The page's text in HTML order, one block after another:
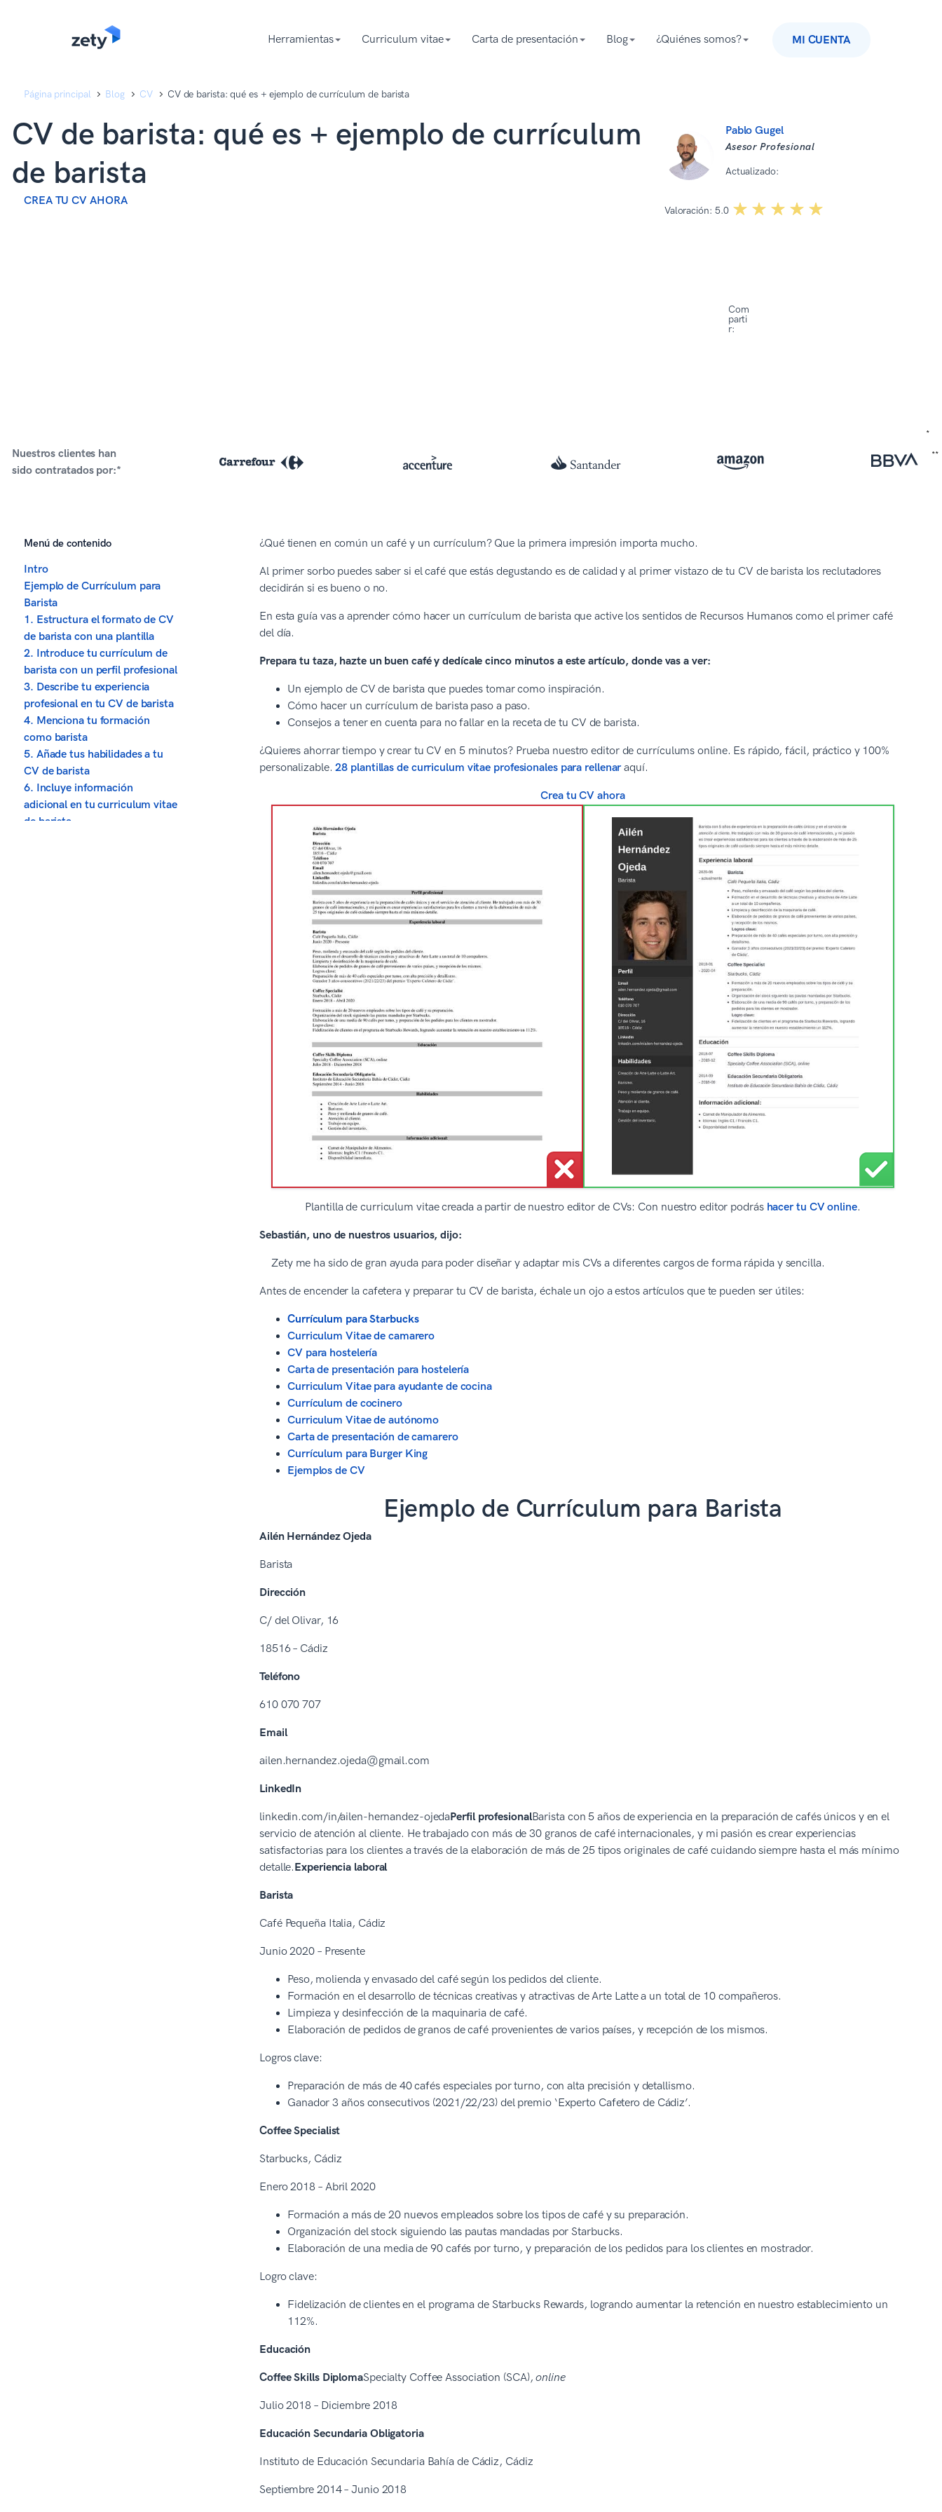
Herramientas Curriculum vitae Carta de presentación Blog ¿Quiénes somos? MI CUENTA
Página principal Blog CV CV de barista: qué es + ejemplo de currículum de barista
CV de barista: qué es + ejemplo de currículum
de barista
CREA TU CV AHORA
Pablo Gugel
Asesor Profesional
Actualizado:
Valoración: 5.0 ☆☆☆☆☆
★★★★★
Com
parti
r:
Nuestros clientes han
sido contratados por:*
Menú de contenido
Intro
Ejemplo de Currículum para
Barista
1. Estructura el formato de CV
de barista con una plantilla
2. Introduce tu currículum de
barista con un perfil profesional
3. Describe tu experiencia
profesional en tu CV de barista
4. Menciona tu formación
como barista
5. Añade tus habilidades a tu
CV de barista
6. Incluye información
adicional en tu curriculum vitae
de barista
¿Qué tienen en común un café y un currículum? Que la primera impresión importa mucho.
Al primer sorbo puedes saber si el café que estás degustando es de calidad y al primer vistazo de tu CV de barista los reclutadores
decidirán si es bueno o no.
En esta guía vas a aprender cómo hacer un currículum de barista que active los sentidos de Recursos Humanos como el primer café
del día.
Prepara tu taza, hazte un buen café y dedícale cinco minutos a este artículo, donde vas a ver:
Un ejemplo de CV de barista que puedes tomar como inspiración.
Cómo hacer un currículum de barista paso a paso.
Consejos a tener en cuenta para no fallar en la receta de tu CV de barista.
¿Quieres ahorrar tiempo y crear tu CV en 5 minutos? Prueba nuestro editor de currículums online. Es rápido, fácil, práctico y 100%
personalizable.28 plantillas de curriculum vitae profesionales para rellenaraquí.
Crea tu CV ahora
Plantilla de curriculum vitae creada a partir de nuestro editor de CVs: Con nuestro editor podrás hacer tu CV online.
Sebastián, uno de nuestros usuarios, dijo:
Zety me ha sido de gran ayuda para poder diseñar y adaptar mis CVs a diferentes cargos de forma rápida y sencilla.
Antes de encender la cafetera y preparar tu CV de barista, échale un ojo a estos artículos que te pueden ser útiles:
Currículum para Starbucks
Curriculum Vitae de camarero
CV para hostelería
Carta de presentación para hostelería
Curriculum Vitae para ayudante de cocina
Currículum de cocinero
Curriculum Vitae de autónomo
Carta de presentación de camarero
Currículum para Burger King
Ejemplos de CV
Ejemplo de Currículum para Barista
Ailén Hernández Ojeda
Barista
Dirección
C/ del Olivar, 16
18516 – Cádiz
Teléfono
610 070 707
Email
ailen.hernandez.ojeda@gmail.com
LinkedIn
linkedin.com/in/ailen-hernandez-ojedaPerfil profesionalBarista con 5 años de experiencia en la preparación de cafés únicos y en el
servicio de atención al cliente. He trabajado con más de 30 granos de café internacionales, y mi pasión es crear experiencias
satisfactorias para los clientes a través de la elaboración de más de 25 tipos originales de café cuidando siempre hasta el más mínimo
detalle.Experiencia laboral
Barista
Café Pequeña Italia, Cádiz
Junio 2020 – Presente
Peso, molienda y envasado del café según los pedidos del cliente.
Formación en el desarrollo de técnicas creativas y atractivas de Arte Latte a un total de 10 compañeros.
Limpieza y desinfección de la maquinaria de café.
Elaboración de pedidos de granos de café provenientes de varios países, y recepción de los mismos.
Logros clave:
Preparación de más de 40 cafés especiales por turno, con alta precisión y detallismo.
Ganador 3 años consecutivos (2021/22/23) del premio ‘Experto Cafetero de Cádiz’.
Coffee Specialist
Starbucks, Cádiz
Enero 2018 – Abril 2020
Formación a más de 20 nuevos empleados sobre los tipos de café y su preparación.
Organización del stock siguiendo las pautas mandadas por Starbucks.
Elaboración de una media de 90 cafés por turno, y preparación de los pedidos para los clientes en mostrador.
Logro clave:
Fidelización de clientes en el programa de Starbucks Rewards, logrando aumentar la retención en nuestro establecimiento un
112%.
Educación
Coffee Skills DiplomaSpecialty Coffee Association (SCA),online
Julio 2018 – Diciembre 2018
Educación Secundaria Obligatoria
Instituto de Educación Secundaria Bahía de Cádiz, Cádiz
Septiembre 2014 – Junio 2018